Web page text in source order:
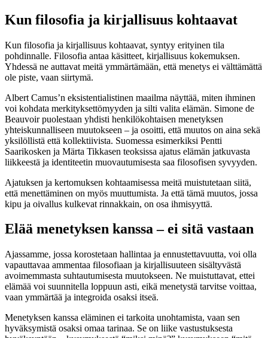
Kun filosofia ja kirjallisuus kohtaavat
Kun filosofia ja kirjallisuus kohtaavat, syntyy erityinen tila
pohdinnalle. Filosofia antaa käsitteet, kirjallisuus kokemuksen.
Yhdessä ne auttavat meitä ymmärtämään, että menetys ei välttämättä
ole piste, vaan siirtymä.
Albert Camus’n eksistentialistinen maailma näyttää, miten ihminen
voi kohdata merkityksettömyyden ja silti valita elämän. Simone de
Beauvoir puolestaan yhdisti henkilökohtaisen menetyksen
yhteiskunnalliseen muutokseen – ja osoitti, että muutos on aina sekä
yksilöllistä että kollektiivista. Suomessa esimerkiksi Pentti
Saarikosken ja Märta Tikkasen teoksissa ajatus elämän jatkuvasta
liikkeestä ja identiteetin muovautumisesta saa filosofisen syvyyden.
Ajatuksen ja kertomuksen kohtaamisessa meitä muistutetaan siitä,
että menettäminen on myös muuttumista. Ja että tämä muutos, jossa
kipu ja oivallus kulkevat rinnakkain, on osa ihmisyyttä.
Elää menetyksen kanssa – ei sitä vastaan
Ajassamme, jossa korostetaan hallintaa ja ennustettavuutta, voi olla
vapauttavaa ammentaa filosofiaan ja kirjallisuuteen sisältyvästä
avoimemmasta suhtautumisesta muutokseen. Ne muistuttavat, ettei
elämää voi suunnitella loppuun asti, eikä menetystä tarvitse voittaa,
vaan ymmärtää ja integroida osaksi itseä.
Menetyksen kanssa eläminen ei tarkoita unohtamista, vaan sen
hyväksymistä osaksi omaa tarinaa. Se on liike vastustuksesta